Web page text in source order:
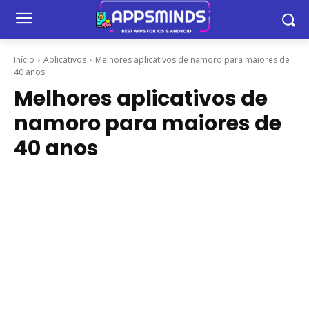
Início Aplicativos
Melhores aplicativos de namoro para maiores de
40 anos
Melhores aplicativos de
namoro para maiores de
40 anos